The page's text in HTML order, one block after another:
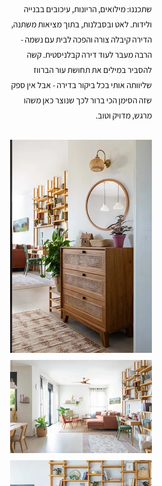
שתכננו: מילואים, הריונות, עיכובים בבנייה
ולידות. לאט ובסבלנות, בתוך מציאות משתנה,
הדירה קיבלה צורה והפכה לבית עם נשמה -
הרבה מעבר לעוד דירה קבלניסטית. קשה
להסביר במילים את תחושת עור הברווז
שליוותה אותי בכל ביקור בדירה - אבל אין ספק
שזה הסימן הכי ברור לכך שנוצר כאן משהו
מרגש, מדויק וטוב.